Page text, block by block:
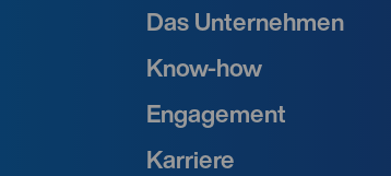
Das Unternehmen
Know-how
Engagement
Karriere